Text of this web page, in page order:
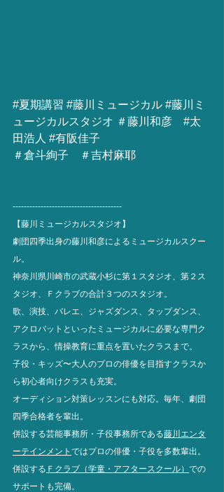
#夏期講習 #藤川ミュージカル #藤川ミ
ュージカルスタジオ ＃藤川和彦 #太
田浩人 #有阪佳子
＃倉斗絢子　＃吉村麻耶
---------------------------------------
【藤川ミュージカルスタジオ】
劇団四季出身の藤川和彦によるミュージカルスクー
ル。
神奈川県川崎市の武蔵小杉に第１スタジオ、第２ス
タジオ、Ｆクラブの合計３つのスタジオ。
歌、演技、バレエ、ジャズダンス、タップダンス、
アクロバットといったミュージカルに必要な専門ク
ラスから、情操教育に重点を置いたクラスまで。
子役・キッズ〜大人のプロの俳優を目指すクラスか
ら初心者向けクラスも充実。
オーディション対策レッスンにも対応。 毎年、劇団
四季合格者を輩出。
併設する芸能事務所・子役事務所である藤川エンタ
ーテインメント ではプロの俳優・子役を多数輩出。
併設する Ｆクラブ（学童・アフタースクール） での
サポートも完備。